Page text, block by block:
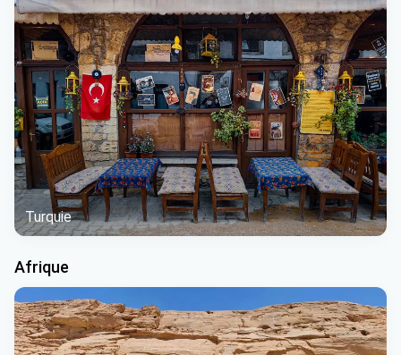
Turquie
Afrique